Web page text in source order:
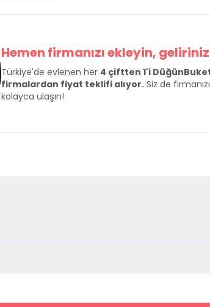
Hemen firmanızı ekleyin,
Türkiye'de evlenen her 4 çiftten 1'i
firmalardan fiyat teklifi alıyor. Siz de
kolayca ulaşın!